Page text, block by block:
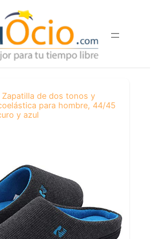
Zapatilla de dos tonos y
para hombre, 44/45
y azul